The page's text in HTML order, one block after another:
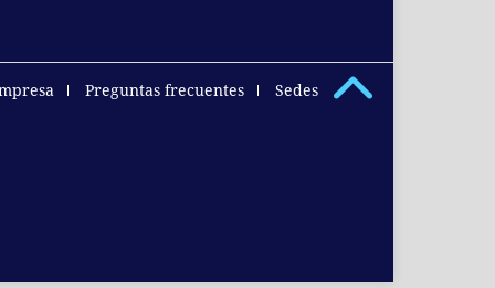
Preguntas frecuentes Sedes